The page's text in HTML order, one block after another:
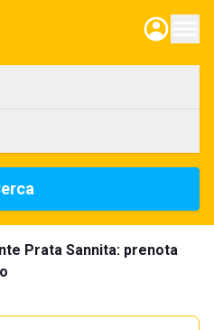
Prata Sannita: prenota